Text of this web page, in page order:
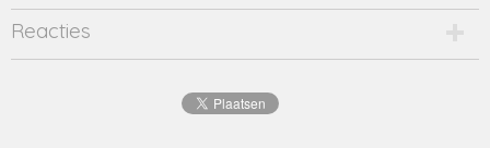
Productcode
AW24KBN10005-221
Reacties